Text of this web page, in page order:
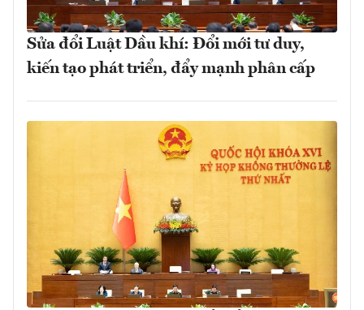
Sửa đổi Luật Dầu khí: Đổi mới tư duy,
kiến tạo phát triển, đẩy mạnh phân cấp